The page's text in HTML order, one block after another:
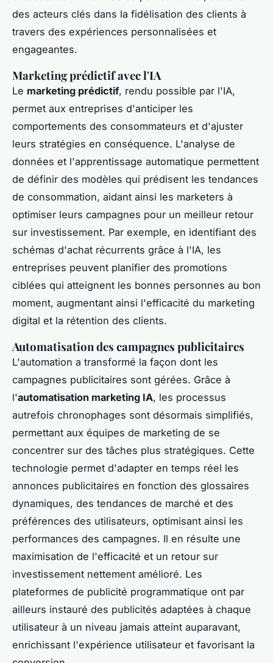
des acteurs clés dans la fidélisation des clients à
travers des expériences personnalisées et
engageantes.
Marketing prédictif avec l'IA
Le marketing prédictif, rendu possible par l'IA,
permet aux entreprises d'anticiper les
comportements des consommateurs et d'ajuster
leurs stratégies en conséquence. L'analyse de
données et l'apprentissage automatique permettent
de définir des modèles qui prédisent les tendances
de consommation, aidant ainsi les marketers à
optimiser leurs campagnes pour un meilleur retour
sur investissement. Par exemple, en identifiant des
schémas d'achat récurrents grâce à l'IA, les
entreprises peuvent planifier des promotions
ciblées qui atteignent les bonnes personnes au bon
moment, augmentant ainsi l'efficacité du marketing
digital et la rétention des clients.
Automatisation des campagnes publicitaires
L'automation a transformé la façon dont les
campagnes publicitaires sont gérées. Grâce à
l'automatisation marketing IA, les processus
autrefois chronophages sont désormais simplifiés,
permettant aux équipes de marketing de se
concentrer sur des tâches plus stratégiques. Cette
technologie permet d'adapter en temps réel les
annonces publicitaires en fonction des glossaires
dynamiques, des tendances de marché et des
préférences des utilisateurs, optimisant ainsi les
performances des campagnes. Il en résulte une
maximisation de l'efficacité et un retour sur
investissement nettement amélioré. Les
plateformes de publicité programmatique ont par
ailleurs instauré des publicités adaptées à chaque
utilisateur à un niveau jamais atteint auparavant,
enrichissant l'expérience utilisateur et favorisant la